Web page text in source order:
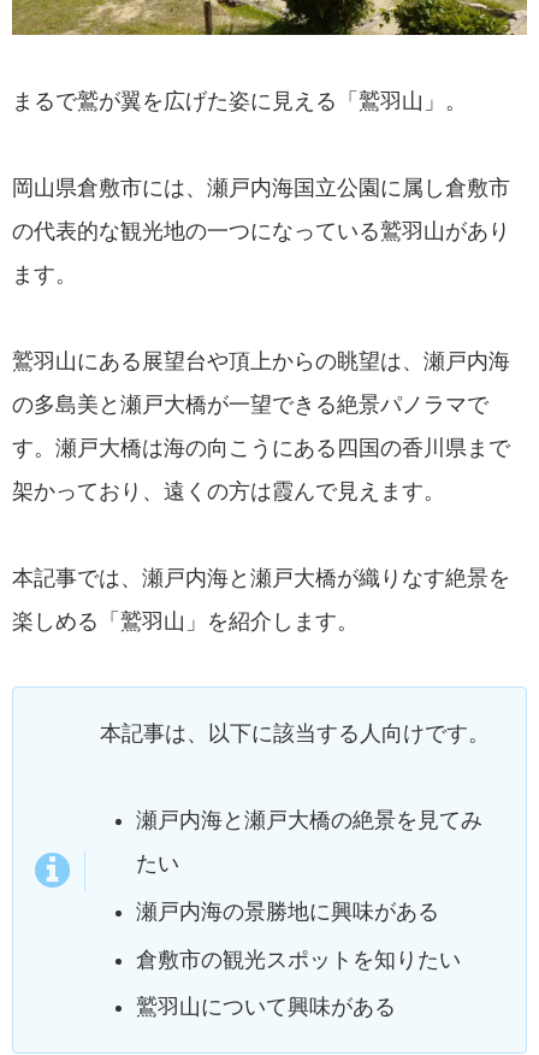
まるで鷲が翼を広げた姿に見える「鷲羽山」。
岡山県倉敷市には、瀬戸内海国立公園に属し倉敷市
の代表的な観光地の一つになっている鷲羽山があり
ます。
鷲羽山にある展望台や頂上からの眺望は、瀬戸内海
の多島美と瀬戸大橋が一望できる絶景パノラマで
す。瀬戸大橋は海の向こうにある四国の香川県まで
架かっており、遠くの方は霞んで見えます。
本記事では、瀬戸内海と瀬戸大橋が織りなす絶景を
楽しめる「鷲羽山」を紹介します。
本記事は、以下に該当する人向けです。
瀬戸内海と瀬戸大橋の絶景を見てみ
たい
瀬戸内海の景勝地に興味がある
倉敷市の観光スポットを知りたい
鷲羽山について興味がある